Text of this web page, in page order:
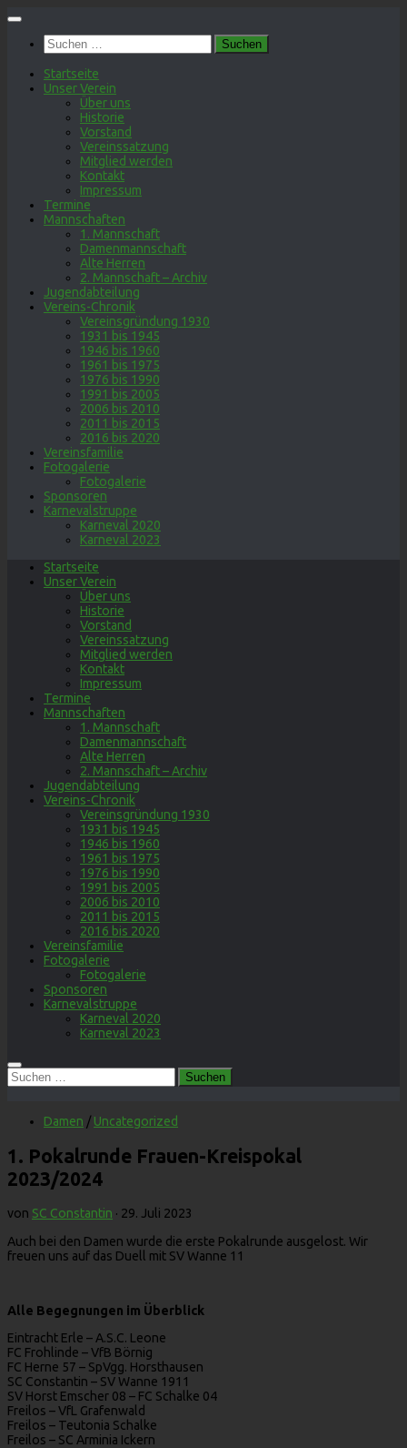
Zum
springenSuchen
nach:
Startseite
Unser Verein
Über uns
Historie
Vorstand
Vereinssatzung
Mitglied werden
Kontakt
Impressum
Termine
Mannschaften
1. Mannschaft
Damenmannschaft
Alte Herren
2. Mannschaft – Archiv
Jugendabteilung
Vereins-Chronik
Vereinsgründung 1930
1931 bis 1945
1946 bis 1960
1961 bis 1975
1976 bis 1990
1991 bis 2005
2006 bis 2010
2011 bis 2015
2016 bis 2020
Vereinsfamilie
Fotogalerie
Fotogalerie
Sponsoren
Karnevalstruppe
Karneval 2020
Karneval 2023
Startseite
Unser Verein
Über uns
Historie
Vorstand
Vereinssatzung
Mitglied werden
Kontakt
Impressum
Termine
Mannschaften
1. Mannschaft
Damenmannschaft
Alte Herren
2. Mannschaft – Archiv
Jugendabteilung
Vereins-Chronik
Vereinsgründung 1930
1931 bis 1945
1946 bis 1960
1961 bis 1975
1976 bis 1990
1991 bis 2005
2006 bis 2010
2011 bis 2015
2016 bis 2020
Vereinsfamilie
Fotogalerie
Fotogalerie
Sponsoren
Karnevalstruppe
Karneval 2020
Karneval 2023
Suchen
nach:
Damen / Uncategorized
1. Pokalrunde Frauen-Kreispokal
2023/2024
von SC Constantin · 29. Juli 2023
Auch bei den Damen wurde die erste Pokalrunde ausgelost. Wir
freuen uns auf das Duell mit SV Wanne 11
Alle Begegnungen im Überblick
Eintracht Erle – A.S.C. Leone
FC Frohlinde – VfB Börnig
FC Herne 57 – SpVgg. Horsthausen
SC Constantin – SV Wanne 1911
SV Horst Emscher 08 – FC Schalke 04
Freilos – VfL Grafenwald
Freilos – Teutonia Schalke
Freilos – SC Arminia Ickern